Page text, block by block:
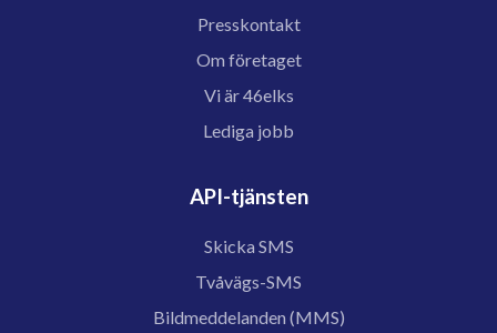
Presskontakt
Om företaget
Vi är 46elks
Lediga jobb
API-tjänsten
Skicka SMS
Tvåvägs-SMS
Bildmeddelanden (MMS)